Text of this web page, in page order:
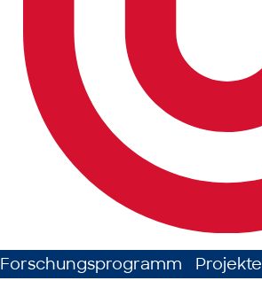
Forschungsprogramm Projekte